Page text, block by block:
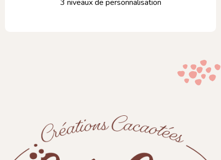
3 niveaux de personnalisation